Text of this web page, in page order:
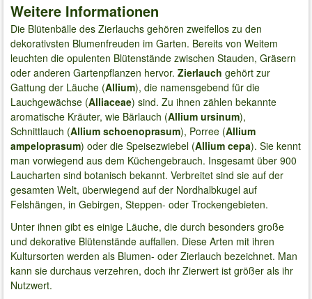
Weitere Informationen
Die Blütenbälle des Zierlauchs gehören zweifellos zu den
dekorativsten Blumenfreuden im Garten. Bereits von Weitem
leuchten die opulenten Blütenstände zwischen Stauden, Gräsern
oder anderen Gartenpflanzen hervor. Zierlauch gehört zur
Gattung der Läuche (Allium), die namensgebend für die
Lauchgewächse (Alliaceae) sind. Zu ihnen zählen bekannte
aromatische Kräuter, wie Bärlauch (Allium ursinum),
Schnittlauch (Allium schoenoprasum), Porree (Allium
ampeloprasum) oder die Speisezwiebel (Allium cepa). Sie kennt
man vorwiegend aus dem Küchengebrauch. Insgesamt über 900
Laucharten sind botanisch bekannt. Verbreitet sind sie auf der
gesamten Welt, überwiegend auf der Nordhalbkugel auf
Felshängen, in Gebirgen, Steppen- oder Trockengebieten.
Unter ihnen gibt es einige Läuche, die durch besonders große
und dekorative Blütenstände auffallen. Diese Arten mit ihren
Kultursorten werden als Blumen- oder Zierlauch bezeichnet. Man
kann sie durchaus verzehren, doch ihr Zierwert ist größer als ihr
Nutzwert.